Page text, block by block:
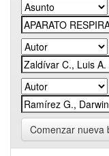
Comenzar nueva